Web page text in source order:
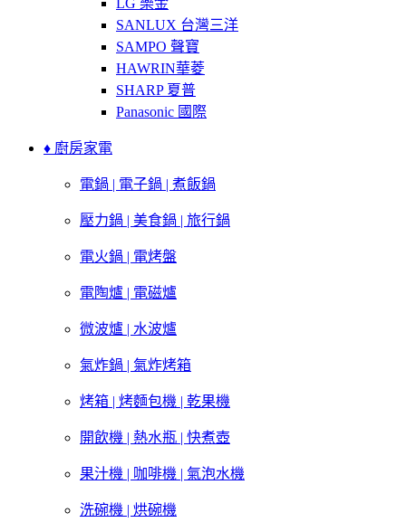
LG 樂金
SANLUX 台灣三洋
SAMPO 聲寶
HAWRIN華菱
SHARP 夏普
Panasonic 國際
♦ 廚房家電
電鍋 | 電子鍋 | 煮飯鍋
壓力鍋 | 美食鍋 | 旅行鍋
電火鍋 | 電烤盤
電陶爐 | 電磁爐
微波爐 | 水波爐
氣炸鍋 | 氣炸烤箱
烤箱 | 烤麵包機 | 乾果機
開飲機 | 熱水瓶 | 快煮壺
果汁機 | 咖啡機 | 氣泡水機
洗碗機 | 烘碗機